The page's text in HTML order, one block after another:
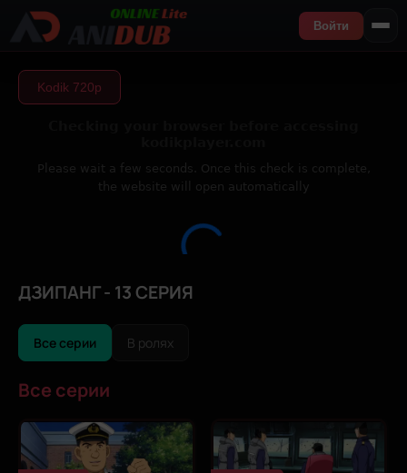
Войти
Kodik 720р
ДЗИПАНГ - 13 СЕРИЯ
Все серии В ролях
Все серии